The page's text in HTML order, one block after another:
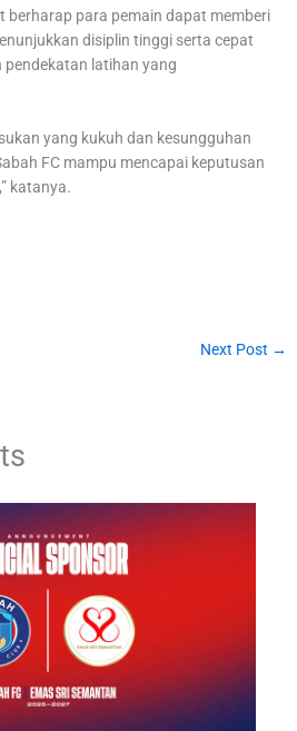
berharap para pemain dapat memberi
disiplin tinggi serta cepat
pendekatan latihan yang
yang kukuh dan kesungguhan
FC mampu mencapai keputusan
katanya.
Next Post →